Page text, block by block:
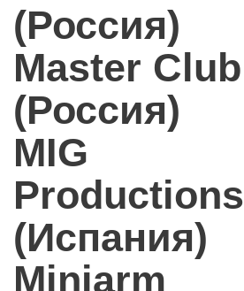
(Россия)
Master Club
(Россия)
MIG
Productions
(Испания)
Miniarm